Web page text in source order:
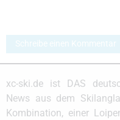
Schreibe einen Kommentar
xc-ski.de ist DAS
News aus dem
Kombination, einer